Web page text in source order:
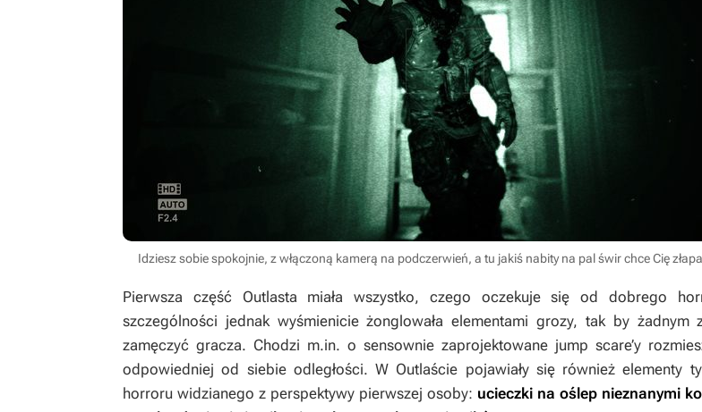
Idziesz sobie spokojnie, z włączoną kamerą na podczerwień, a tu jakiś nabity na pal świr chce Cię
Pierwsza część Outlasta miała wszystko, czego oczekuje się od dobrego
szczególności jednak wyśmienicie żonglowała elementami grozy, tak by żadnym
zamęczyć gracza. Chodzi m.in. o sensownie zaprojektowane jump scare’y
odpowiedniej od siebie odległości. W Outlaście pojawiały się również elementy
horroru widzianego z perspektywy pierwszej osoby: ucieczki na oślep nieznanymi